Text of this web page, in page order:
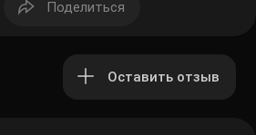
Поделиться
Оставить отзыв